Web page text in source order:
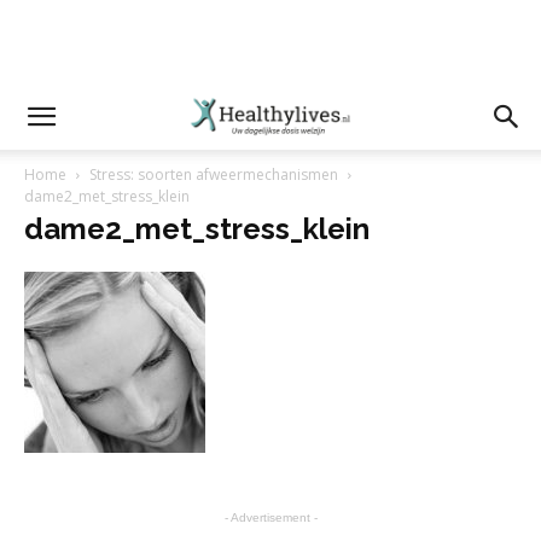
Home
Stress: soorten afweermechanismen
dame2_met_stress_klein
dame2_met_stress_klein
- Advertisement -